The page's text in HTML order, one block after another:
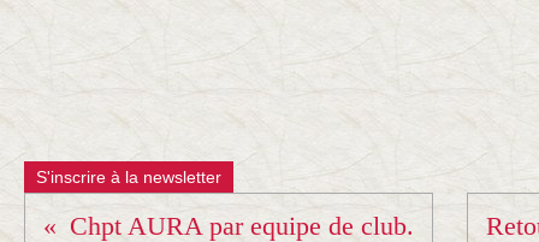
S'inscrire à la newsletter
Chpt AURA par equipe de club.